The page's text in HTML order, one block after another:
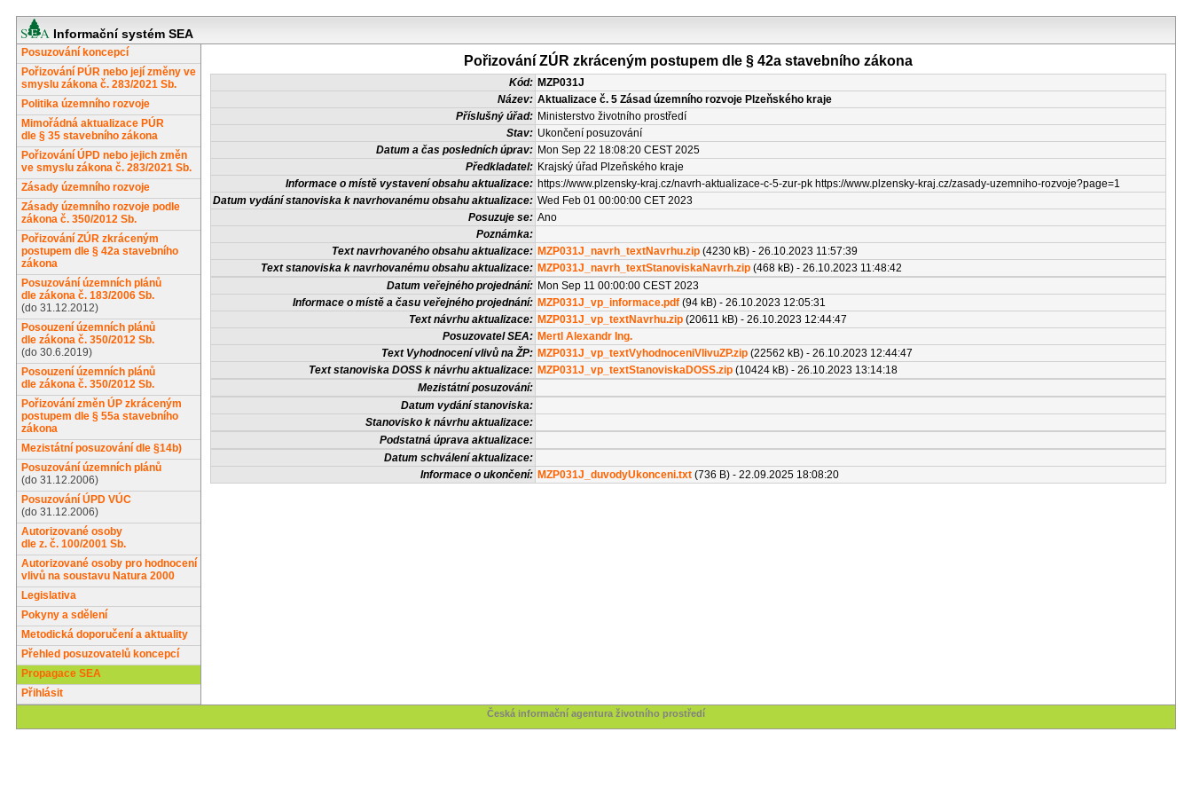
Informační systém SEA
Posuzování koncepcí
Pořizování PÚR nebo její změny ve
smyslu zákona č. 283/2021 Sb.
Politika územního rozvoje
Mimořádná aktualizace PÚR
dle § 35 stavebního zákona
Pořizování ÚPD nebo jejich změn
ve smyslu zákona č. 283/2021 Sb.
Zásady územního rozvoje
Zásady územního rozvoje podle
zákona č. 350/2012 Sb.
Pořizování ZÚR zkráceným
postupem dle § 42a stavebního
zákona
Posuzování územních plánů
dle zákona č. 183/2006 Sb.
(do 31.12.2012)
Posouzení územních plánů
dle zákona č. 350/2012 Sb.
(do 30.6.2019)
Posouzení územních plánů
dle zákona č. 350/2012 Sb.
Pořizování změn ÚP zkráceným
postupem dle § 55a stavebního
zákona
Mezistátní posuzování dle §14b)
Posuzování územních plánů
(do 31.12.2006)
Posuzování ÚPD VÚC
(do 31.12.2006)
Autorizované osoby
dle z. č. 100/2001 Sb.
Autorizované osoby pro hodnocení
vlivů na soustavu Natura 2000
Legislativa
Pokyny a sdělení
Metodická doporučení a aktuality
Přehled posuzovatelů koncepcí
Propagace SEA
Přihlásit
Pořizování ZÚR zkráceným postupem dle § 42a stavebního zákona
Kód: MZP031J
Název: Aktualizace č. 5 Zásad územního rozvoje Plzeňského kraje
Příslušný úřad: Ministerstvo životního prostředí
Stav: Ukončení posuzování
Datum a čas posledních úprav: Mon Sep 22 18:08:20 CEST 2025
Předkladatel: Krajský úřad Plzeňského kraje
Informace o místě vystavení obsahu aktualizace: https://www.plzensky-kraj.cz/navrh-aktualizace-c-5-zur-pk https://www.plzensky-kraj.cz/zasady-uzemniho-rozvoje?page=1
Datum vydání stanoviska k navrhovanému obsahu aktualizace: Wed Feb 01 00:00:00 CET 2023
Posuzuje se: Ano
Poznámka:
Text navrhovaného obsahu aktualizace: MZP031J_navrh_textNavrhu.zip (4230 kB) - 26.10.2023 11:57:39
Text stanoviska k navrhovanému obsahu aktualizace: MZP031J_navrh_textStanoviskaNavrh.zip (468 kB) - 26.10.2023 11:48:42
Datum veřejného projednání: Mon Sep 11 00:00:00 CEST 2023
Informace o místě a času veřejného projednání: MZP031J_vp_informace.pdf (94 kB) - 26.10.2023 12:05:31
Text návrhu aktualizace: MZP031J_vp_textNavrhu.zip (20611 kB) - 26.10.2023 12:44:47
Posuzovatel SEA: Mertl Alexandr Ing.
Text Vyhodnocení vlivů na ŽP: MZP031J_vp_textVyhodnoceniVlivuZP.zip (22562 kB) - 26.10.2023 12:44:47
Text stanoviska DOSS k návrhu aktualizace: MZP031J_vp_textStanoviskaDOSS.zip (10424 kB) - 26.10.2023 13:14:18
Mezistátní posuzování:
Datum vydání stanoviska:
Stanovisko k návrhu aktualizace:
Podstatná úprava aktualizace:
Datum schválení aktualizace:
Informace o ukončení: MZP031J_duvodyUkonceni.txt (736 B) - 22.09.2025 18:08:20
Česká informační agentura životního prostředí